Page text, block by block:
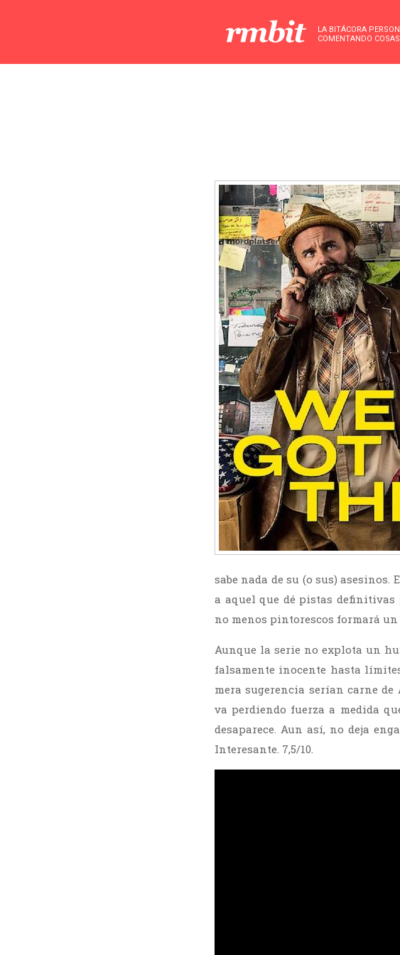
LA BITÁCORA
COMENTANDO
sabe nada de su (o sus)
a aquel que dé pistas definitivas
no menos pintorescos formará
Aunque la serie no explota un
falsamente inocente hasta
mera sugerencia serían carne
va perdiendo fuerza a medida
desaparece. Aun así, no deja
Interesante. 7,5/10.